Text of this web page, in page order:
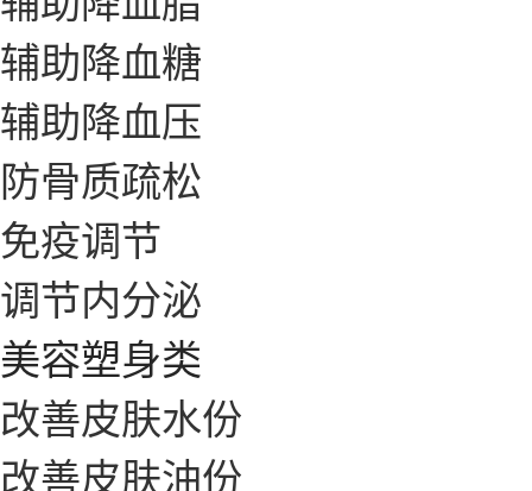
辅助降血糖
辅助降血压
防骨质疏松
免疫调节
调节内分泌
美容塑身类
改善皮肤水份
改善皮肤油份